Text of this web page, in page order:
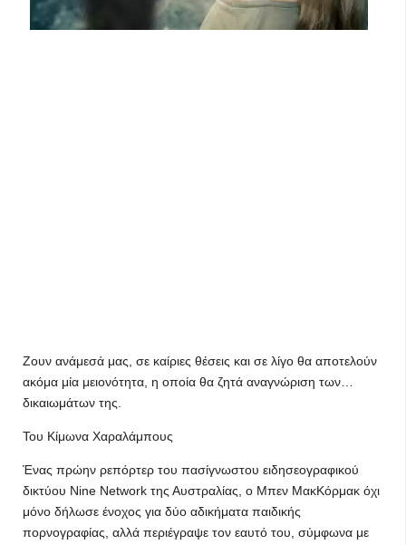
Ζουν ανάμεσά μας, σε καίριες θέσεις και σε λίγο θα αποτελούν
ακόμα μία μειονότητα, η οποία θα ζητά αναγνώριση των…
δικαιωμάτων της.
Του Κίμωνα Χαραλάμπους
Ένας πρώην ρεπόρτερ του πασίγνωστου ειδησεογραφικού
δικτύου Nine Network της Αυστραλίας, ο Μπεν ΜακΚόρμακ όχι
μόνο δήλωσε ένοχος για δύο αδικήματα παιδικής
πορνογραφίας, αλλά περιέγραψε τον εαυτό του, σύμφωνα με